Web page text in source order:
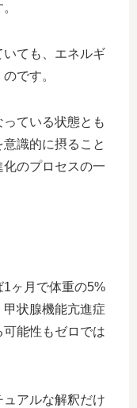
ても、エネルギ
です。
ている状態とも
識的に摂ること
のプロセスの一
ヶ月で体重の5%
状腺機能亢進症
能性もゼロでは
アルな解釈だけ